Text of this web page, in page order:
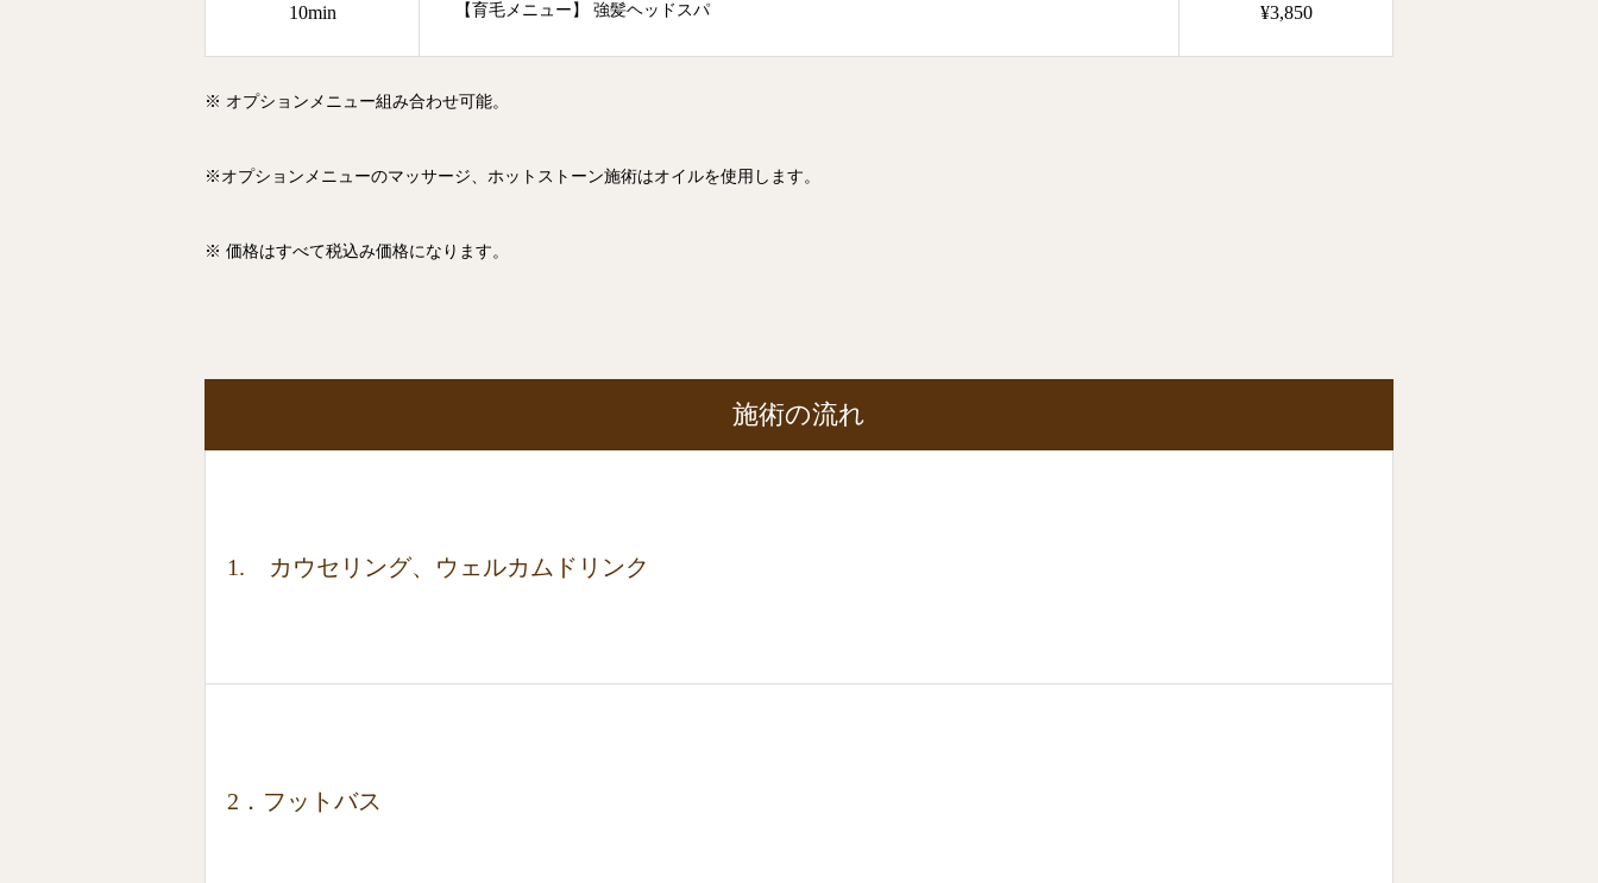
10min 【育毛メニュー】 強髪ヘッドスパ ¥3,850
※ オプションメニュー組み合わせ可能。
※オプションメニューのマッサージ、ホットストーン施術はオイルを使用します。
※ 価格はすべて税込み価格になります。
施術の流れ
1. カウセリング、ウェルカムドリンク
2．フットバス